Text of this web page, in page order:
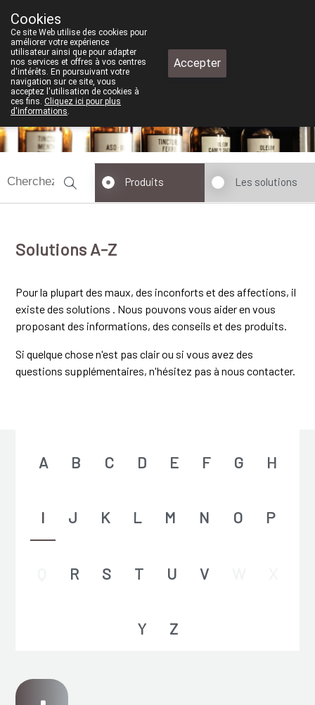
fermé
Solutions A-Z
Produits Les solutions
Pour la plupart des maux, des inconforts et des affections, il
existe des solutions . Nous pouvons vous aider en vous
proposant des informations, des conseils et des produits.
Si quelque chose n'est pas clair ou si vous avez des
questions supplémentaires, n'hésitez pas à nous contacter.
A B C D E F G H
I J K L M N O P
R S T U V
Y Z
Cookies
Ce site Web utilise des cookies pour
améliorer votre expérience
utilisateur ainsi que pour adapter
nos services et offres à vos centres
d'intérêts. En poursuivant votre
navigation sur ce site, vous
acceptez l'utilisation de cookies à
ces fins. Cliquez ici pour plus
d'informations.
Accepter